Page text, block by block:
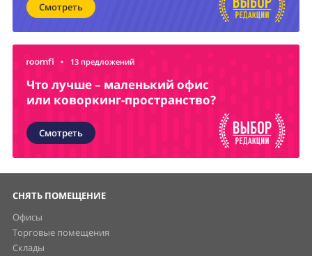
Смотреть
• 13 предложений
Что лучше – маленький офис
или коворкинг-пространство?
Смотреть
СНЯТЬ ПОМЕЩЕНИЕ
Офисы
Торговые помещения
Склады